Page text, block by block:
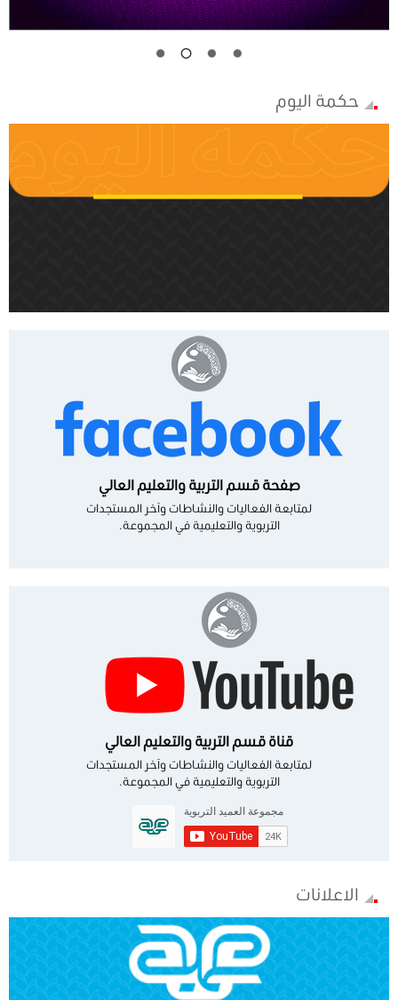
حكمة اليوم
صفحة قسم التربية والتعليم العالي
لمتابعة الفعاليات والنشاطات وآخر المستجدات
التربوية والتعليمية في المجموعة.
قناة قسم التربية والتعليم العالي
لمتابعة الفعاليات والنشاطات وآخر المستجدات
التربوية والتعليمية في المجموعة.
الاعلانات